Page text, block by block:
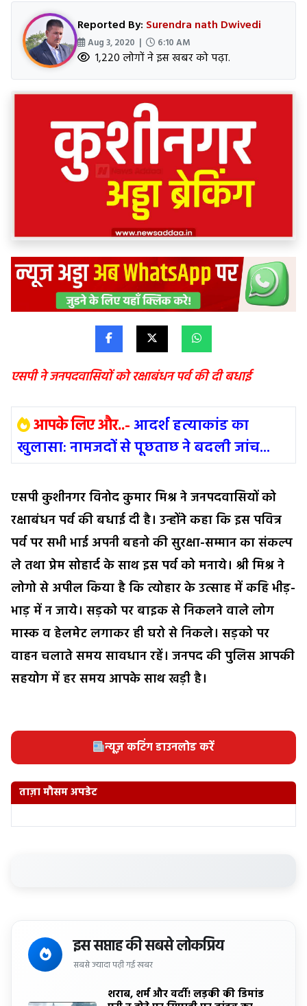
Reported By: Surendra nath Dwivedi
Aug 3, 2020 | 6:10 AM
1,220 लोगों ने इस खबर को पढ़ा.
एसपी ने जनपदवासियों को रक्षाबंधन पर्व की दी बधाई
आपके लिए और..- आदर्श हत्याकांड का
खुलासा: नामजदों से पूछताछ ने बदली जांच...
एसपी कुशीनगर विनोद कुमार मिश्र ने जनपदवासियों को
रक्षाबंधन पर्व की बधाई दी है। उन्होंने कहा कि इस पवित्र
पर्व पर सभी भाई अपनी बहनो की सुरक्षा-सम्मान का संकल्प
ले तथा प्रेम सोहार्द के साथ इस पर्व को मनाये। श्री मिश्र ने
लोगो से अपील किया है कि त्योहार के उत्साह में कहि भीड़-
भाड़ में न जाये। सड़को पर बाइक से निकलने वाले लोग
मास्क व हेलमेट लगाकर ही घरो से निकले। सड़को पर
वाहन चलाते समय सावधान रहें। जनपद की पुलिस आपकी
सहयोग में हर समय आपके साथ खड़ी है।
न्यूज़ कटिंग डाउनलोड करें
ताज़ा मौसम अपडेट
इस सप्ताह की सबसे लोकप्रिय
सबसे ज्यादा पढ़ी गई खबर
शराब, शर्म और वर्दी! लड़की की डिमांड